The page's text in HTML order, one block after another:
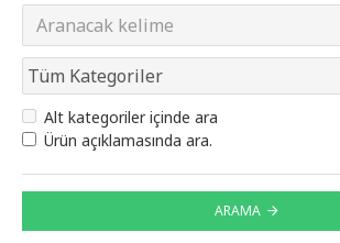
Alt kategoriler içinde ara
Ürün açıklamasında ara.
ARAMA